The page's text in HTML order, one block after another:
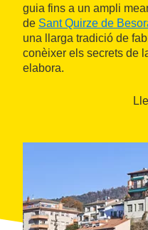
guia fins a un ampli
de Sant Quirze de
una llarga tradició de
conèixer els secrets de
elabora.